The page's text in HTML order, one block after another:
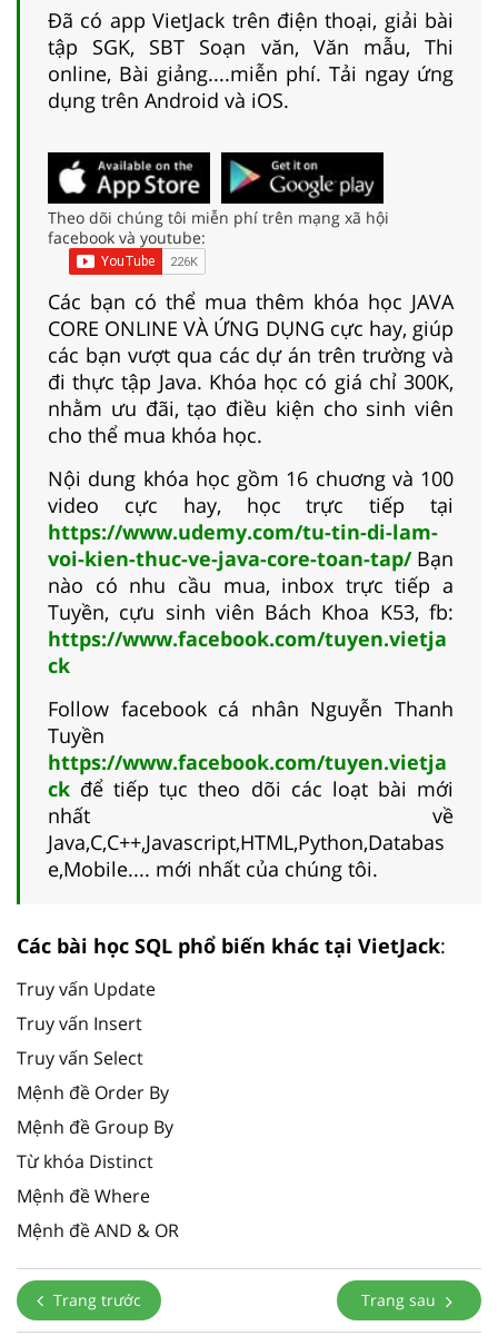
Đã có app VietJack trên điện thoại, giải bài
tập SGK, SBT Soạn văn, Văn mẫu, Thi
online, Bài giảng....miễn phí. Tải ngay ứng
dụng trên Android và iOS.
Theo dõi chúng tôi miễn phí trên mạng xã hội
facebook và youtube:
Các bạn có thể mua thêm khóa học JAVA
CORE ONLINE VÀ ỨNG DỤNG cực hay, giúp
các bạn vượt qua các dự án trên trường và
đi thực tập Java. Khóa học có giá chỉ 300K,
nhằm ưu đãi, tạo điều kiện cho sinh viên
cho thể mua khóa học.
Nội dung khóa học gồm 16 chuơng và 100
video cực hay, học trực tiếp tại
https://www.udemy.com/tu-tin-di-lam-
voi-kien-thuc-ve-java-core-toan-tap/Bạn
nào có nhu cầu mua, inbox trực tiếp a
Tuyền, cựu sinh viên Bách Khoa K53, fb:
https://www.facebook.com/tuyen.vietja
ck
Follow facebook cá nhân Nguyễn Thanh
Tuyền
https://www.facebook.com/tuyen.vietja
ck để tiếp tục theo dõi các loạt bài mới
nhất về
Java,C,C++,Javascript,HTML,Python,Databas
e,Mobile.... mới nhất của chúng tôi.
Các bài học SQL phổ biến khác tại VietJack:
Truy vấn Update
Truy vấn Insert
Truy vấn Select
Mệnh đề Order By
Mệnh đề Group By
Từ khóa Distinct
Mệnh đề Where
Mệnh đề AND & OR
Trang trước Trang sau